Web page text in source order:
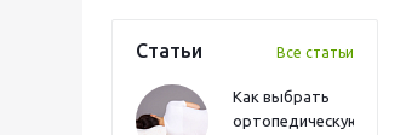
Статьи Все статьи
Как выбрать
ортопедическую